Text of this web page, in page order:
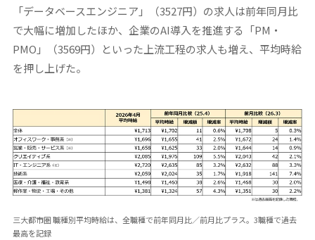
「データベースエンジニア」（3527円）の求人は前年同月比
で大幅に増加したほか、企業のAI導入を推進する「PM・
PMO」（3569円）といった上流工程の求人も増え、平均時給
を押し上げた。
三大都市圏 職種別平均時給は、全職種で前年同月比／前月比プラス。3職種で過去
最高を記録